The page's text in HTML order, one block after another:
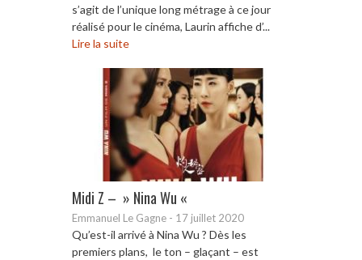
s’agit de l’unique long métrage à ce jour
réalisé pour le cinéma, Laurin affiche d’...
Lire la suite
Midi Z – » Nina Wu «
Emmanuel Le Gagne - 17 juillet 2020
Qu’est-il arrivé à Nina Wu ? Dès les
premiers plans, le ton – glaçant – est